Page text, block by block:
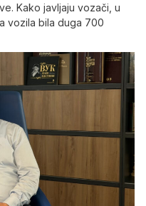
Kako javljaju vozači, u
vozila bila duga 700